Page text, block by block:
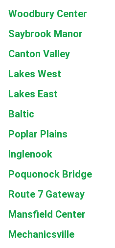
Woodbury Center
Saybrook Manor
Canton Valley
Lakes West
Lakes East
Baltic
Poplar Plains
Inglenook
Poquonock Bridge
Route 7 Gateway
Mansfield Center
Mechanicsville